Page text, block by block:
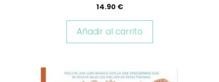
14.90 €
Añadir al carrito